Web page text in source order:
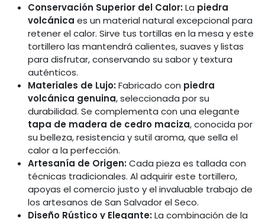
Conservación Superior del Calor:La piedra
volcánica es un material natural excepcional para
retener el calor. Sirve tus tortillas en la mesa y este
tortillero las mantendrá calientes, suaves y listas
para disfrutar, conservando su sabor y textura
auténticos.
Materiales de Lujo:Fabricado con piedra
volcánica genuina, seleccionada por su
durabilidad. Se complementa con una elegante
tapa de madera de cedro maciza, conocida por
su belleza, resistencia y sutil aroma, que sella el
calor a la perfección.
Artesanía de Origen:Cada pieza es tallada con
técnicas tradicionales. Al adquirir este tortillero,
apoyas el comercio justo y el invaluable trabajo de
los artesanos de San Salvador el Seco.
Diseño Rústico y Elegante:La combinación de la